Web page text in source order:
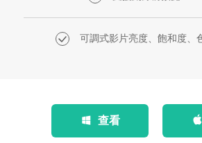
可調式影片亮度、飽和度、
查看